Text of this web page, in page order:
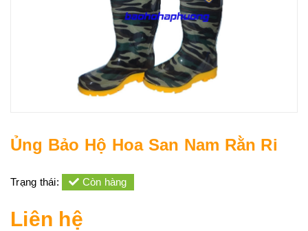
Ủng Bảo Hộ Hoa San Nam Rằn Ri
Trạng thái: Còn hàng
Liên hệ